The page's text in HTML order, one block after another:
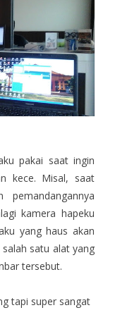
pakai saat ingin
kece. Misal, saat
kamera hapeku
yang haus akan
satu alat yang
tersebut.
tapi super sangat